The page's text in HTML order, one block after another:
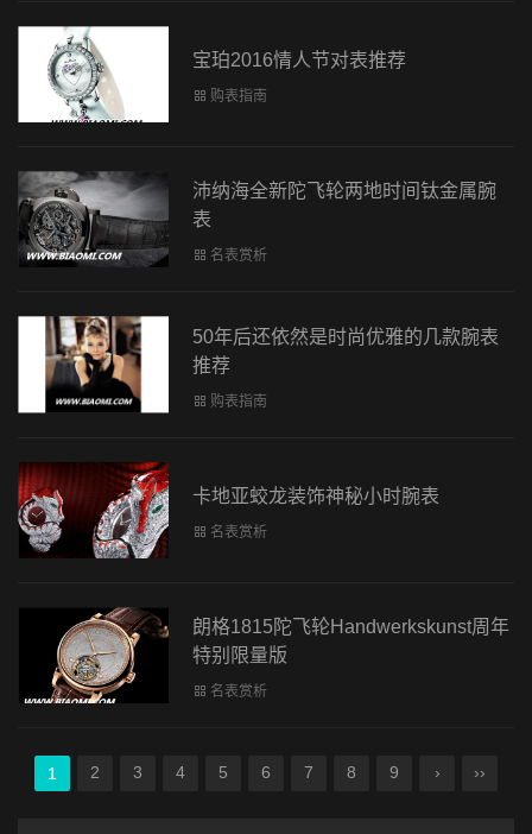
宝珀2016情人节对表推荐
购表指南
沛纳海全新陀飞轮两地时间钛金属腕
表
名表赏析
50年后还依然是时尚优雅的几款腕表
推荐
购表指南
卡地亚蛟龙装饰神秘小时腕表
名表赏析
朗格1815陀飞轮Handwerkskunst周年
特别限量版
名表赏析
1 2 3 4 5 6 7 8 9 › ››